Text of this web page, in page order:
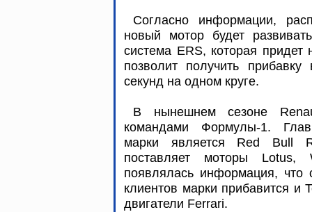
Согласно информации,
новый мотор будет
система ERS, которая
позволит получить
секунд на одном круге.
В нынешнем сезоне
командами Формулы-1.
марки является Red Bull
поставляет моторы
появлялась информация, что
клиентов марки прибавится
двигатели Ferrari.